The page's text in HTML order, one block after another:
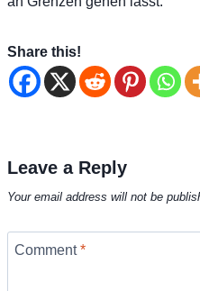
Share this!
Leave a Reply
Your email address will not be
Comment*